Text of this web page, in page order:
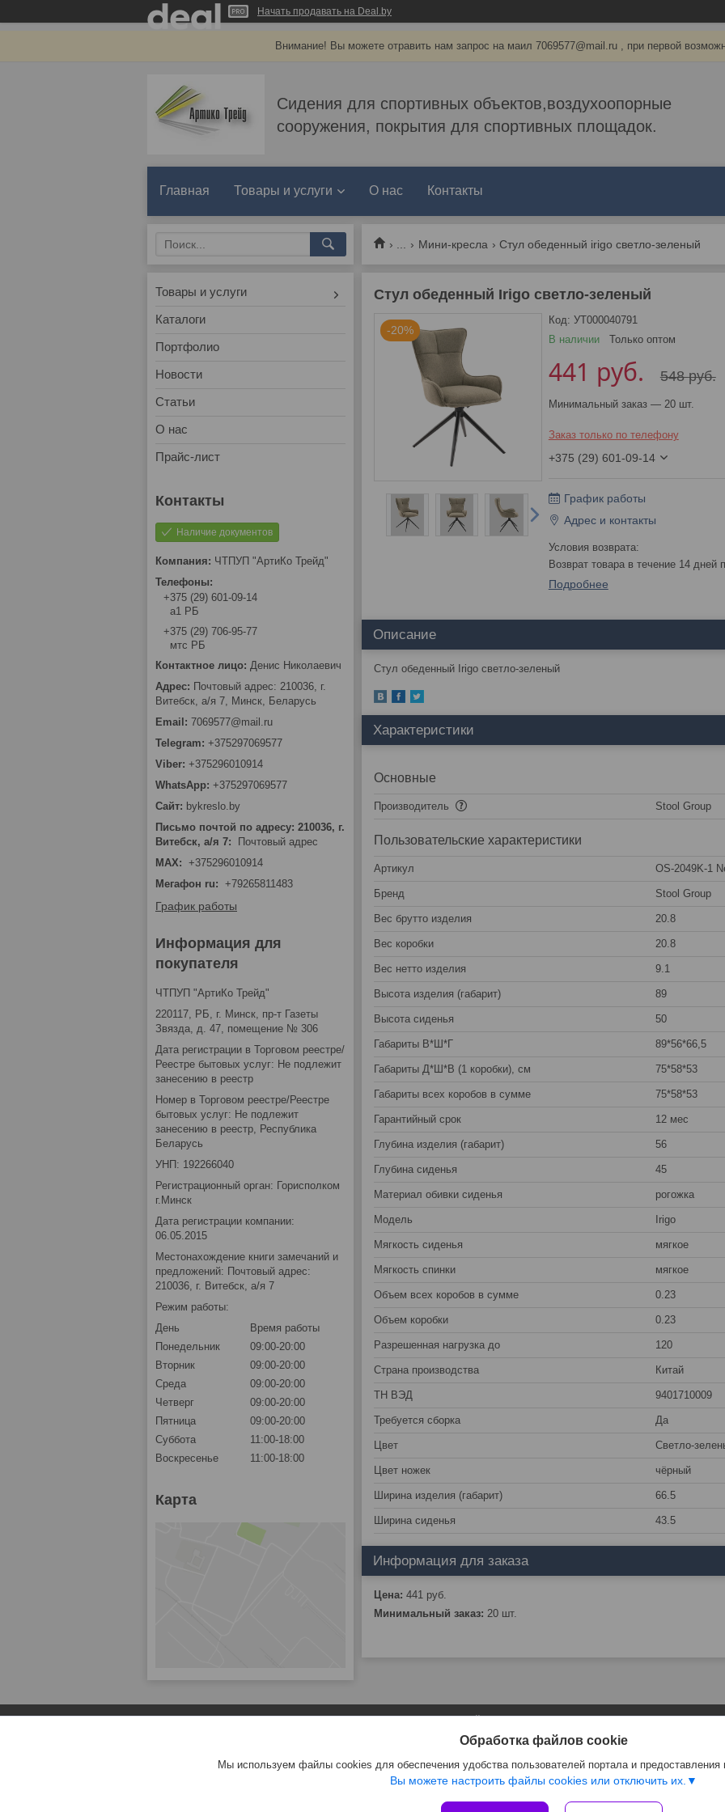
Начать продавать на Deal.by
Внимание! Вы можете отравить нам запрос на маил 7069577@mail.ru , при первой
Сидения для спортивных объектов,воздухоопорные
сооружения, покрытия для спортивных площадок.
Главная Товары и услуги О нас Контакты
Мини-кресла Стул обеденный irigo светло-зеленый
Стул обеденный Irigo светло-зеленый
-20%
В наличии Только оптом
Код: УТ000040791
548руб.
441 руб.
Минимальный заказ — 20 шт.
Заказ только по телефону
+375 (29) 601-09-14
График работы
Адрес и контакты
возврат товара в течение 14 дней
Подробнее
Описание
Стул обеденный Irigo светло-зеленый
Характеристики
Основные
Производитель Stool Group
Пользовательские характеристики
Артикул OS-2049K-1
Бренд Stool Group
Вес брутто изделия 20.8
Вес коробки 20.8
Вес нетто изделия 9.1
Высота изделия (габарит) 89
Высота сиденья 50
Габариты В*Ш*Г 89*56*66,5
Габариты Д*Ш*В (1 коробки), см 75*58*53
Габариты всех коробов в сумме 75*58*53
Гарантийный срок 12 мес
Глубина изделия (габарит) 56
Глубина сиденья 45
Материал обивки сиденья рогожка
Модель Irigo
Мягкость сиденья мягкое
Мягкость спинки мягкое
Объем всех коробов в сумме 0.23
Объем коробки 0.23
Разрешенная нагрузка до 120
Страна производства Китай
ТН ВЭД 9401710009
Требуется сборка Да
Цвет Светло-
Цвет ножек чёрный
Ширина изделия (габарит) 66.5
Ширина сиденья 43.5
Информация для заказа
Цена: 441 руб.
Минимальный заказ: 20 шт.
Товары и услуги
Каталоги
Портфолио
Новости
Статьи
О нас
Прайс-лист
Наличие документов
ЧТПУП "АртиКо Трейд"
+375 (29) 601-09-14
а1 РБ
+375 (29) 706-95-77
мтс РБ
Денис Николаевич
Почтовый адрес: 210036, г.
Витебск, а/я 7, Минск, Беларусь
7069577@mail.ru
+375297069577
+375296010914
+375297069577
bykreslo.by
Письмо почтой по адресу: 210036, г.
Витебск, а/я 7
Почтовый адрес
MAX
+375296010914
Мегафон ru
+79265811483
График работы
Информация для
покупателя
ЧТПУП "АртиКо Трейд"
220117, РБ, г. Минск, пр-т Газеты
Звязда, д. 47, помещение № 306
Дата регистрации в Торговом реестре/
Реестре бытовых услуг: Не подлежит
занесению в реестр
Номер в Торговом реестре/Реестре
бытовых услуг: Не подлежит
занесению в реестр, Республика
Беларусь
УНП: 192266040
Регистрационный орган: Горисполком
г.Минск
Дата регистрации компании:
06.05.2015
Местонахождение книги замечаний и
предложений: Почтовый адрес:
210036, г. Витебск, а/я 7
Режим работы:
День
Время работы
Понедельник
09:00-20:00
Вторник
09:00-20:00
Среда
09:00-20:00
Четверг
09:00-20:00
Пятница
09:00-20:00
Суббота
11:00-18:00
Воскресенье
11:00-18:00
Карта
Сайт создан на платформе Deal.by
Политика обработки файлов cookies
Обработка файлов cookie
Мы используем файлы cookies для обеспечения удобства пользователей портала и
Вы можете настроить файлы cookies или отключить их.
ЧТПУП "АртиКо Трейд" |
Select Language ▼